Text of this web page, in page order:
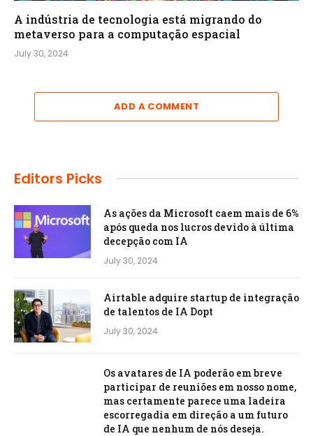
A indústria de tecnologia está migrando do
metaverso para a computação espacial
July 30, 2024
ADD A COMMENT
Editors Picks
As ações da Microsoft caem mais de 6%
após queda nos lucros devido à última
decepção com IA
July 30, 2024
Airtable adquire startup de integração
de talentos de IA Dopt
July 30, 2024
Os avatares de IA poderão em breve
participar de reuniões em nosso nome,
mas certamente parece uma ladeira
escorregadia em direção a um futuro
de IA que nenhum de nós deseja.